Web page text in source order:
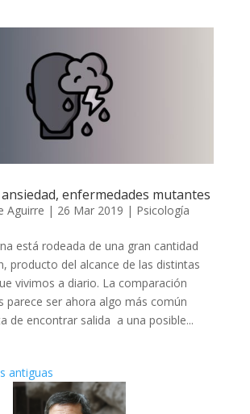
enfermedades mutantes
Aguirre | 26 Mar 2019 | Psicología
está rodeada de una gran cantidad
producto del alcance de las distintas
vivimos a diario. La comparación
parece ser ahora algo más común
de encontrar salida a una posible...
antiguas